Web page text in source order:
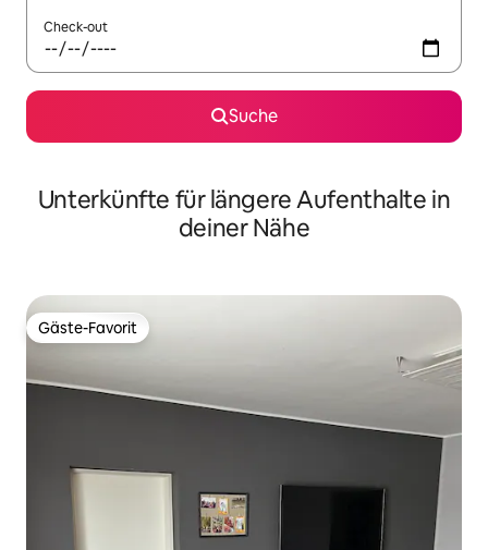
Check-out
Suche
Unterkünfte für längere Aufenthalte in
deiner Nähe
Gäste-Favorit
Gäste-Favorit